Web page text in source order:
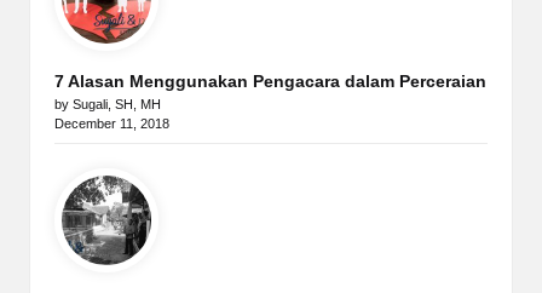
7 Alasan Menggunakan Pengacara dalam Perceraian
by Sugali, SH, MH
December 11, 2018